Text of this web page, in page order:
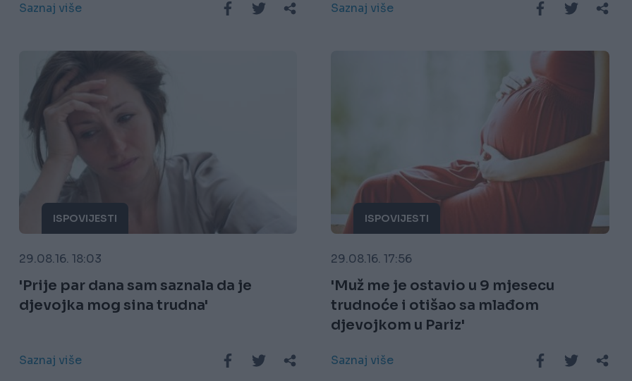
Saznaj više Saznaj više
ISPOVIJESTI
29.08.16. 18:03
'Prije par dana sam saznala da je
djevojka mog sina trudna'
Saznaj više
ISPOVIJESTI
29.08.16. 17:56
'Muž me je ostavio u 9 mjesecu
trudnoće i otišao sa mlađom
djevojkom u Pariz'
Saznaj više